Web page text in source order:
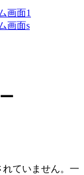
れていません。一